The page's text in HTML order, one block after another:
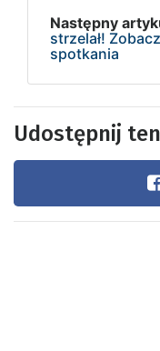
Następny
strzelał!
spotkania
Udostępnij